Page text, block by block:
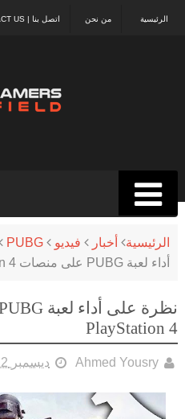
اتصل بنا | CONTACT US من نحن الرئيسية
الرئيسية أخبار فيديو PUBG
أداء لعبة PUBG على منصات PlayStation 4
PlayStation 4
Ahmed Yousry ديسمبر 12, 2018